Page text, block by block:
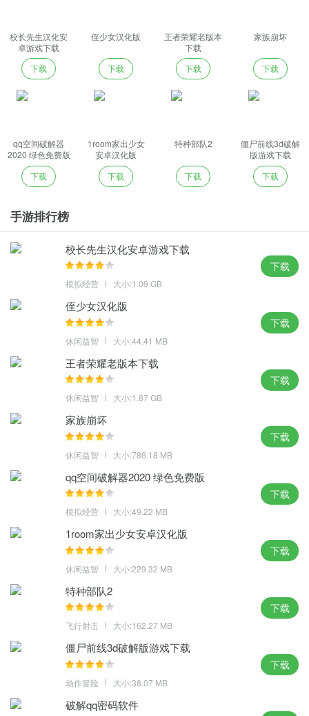
校长先生汉化安
卓游戏下载
下载
侄少女汉化版
下载
王者荣耀老版本
下载
下载
家族崩坏
下载
qq空间破解器
2020 绿色免费版
下载
1room家出少女
安卓汉化版
下载
特种部队2
下载
僵尸前线3d破解
版游戏下载
下载
手游排行榜
校长先生汉化安卓游戏下载
模拟经营 大小:1.09 GB
下载
侄少女汉化版
休闲益智 大小:44.41 MB
下载
王者荣耀老版本下载
休闲益智 大小:1.87 GB
下载
家族崩坏
休闲益智 大小:786.18 MB
下载
qq空间破解器2020 绿色免费版
模拟经营 大小:49.22 MB
下载
1room家出少女安卓汉化版
休闲益智 大小:229.32 MB
下载
特种部队2
飞行射击 大小:162.27 MB
下载
僵尸前线3d破解版游戏下载
动作冒险 大小:38.07 MB
下载
破解qq密码软件